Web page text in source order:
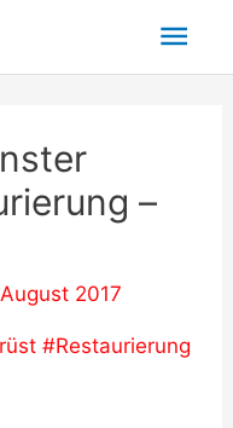
–
2017